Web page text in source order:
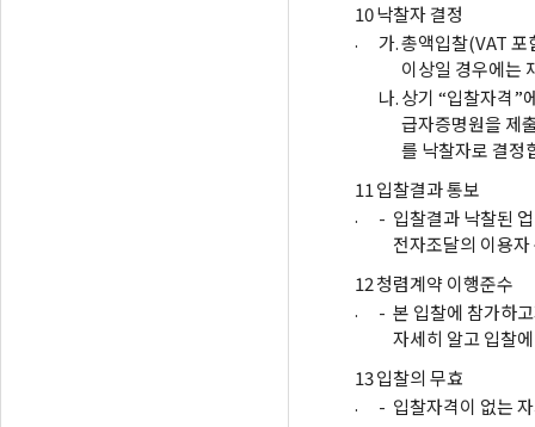
10
.
낙찰자 결정
가.총액입찰(VAT 포
이상일 경우에는
나.상기 “입찰자격”
급자증명원을 제
를 낙찰자로 결정
11
.
입찰결과 통보
- 입찰결과 낙찰된
전자조달의 이용
12
.
청렴계약 이행준수
- 본 입찰에 참가하
자세히 알고 입찰
13
.
입찰의 무효
- 입찰자격이 없는